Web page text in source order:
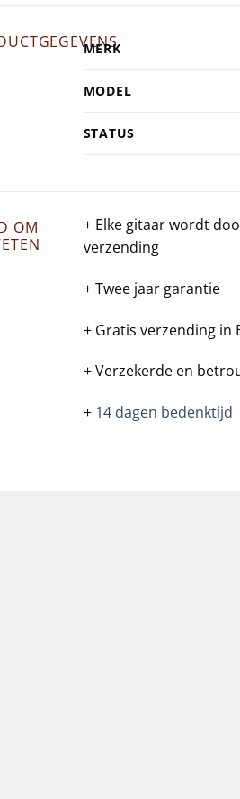
MERK
MODEL
STATUS
OM
+ Elke gitaar wordt
verzending
+ Twee jaar garantie
+ Gratis verzending in
+ Verzekerde en
+ 14 dagen bedenktijd